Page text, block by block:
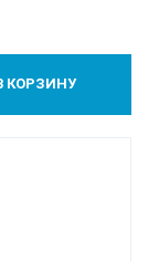
КОРЗИНУ